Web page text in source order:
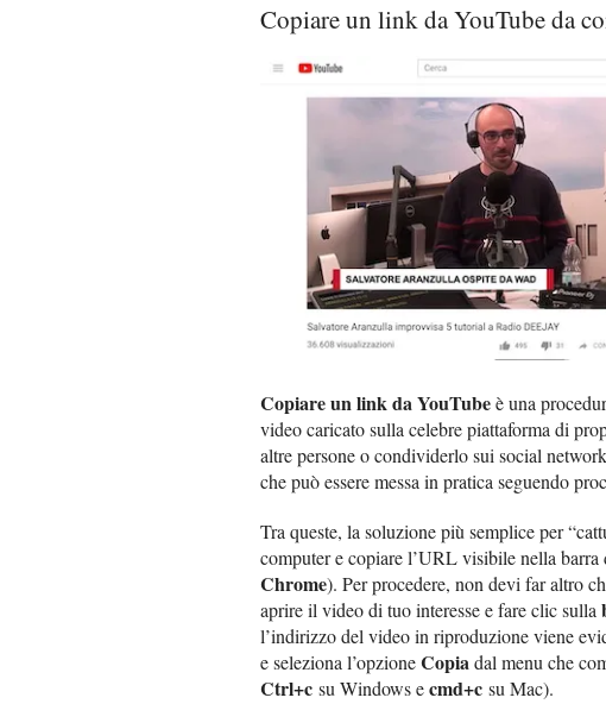
Copiare un link da YouTube da
Copiare un link da YouTubeè una
video caricato sulla celebre piattaforma di
altre persone o condividerlo sui social
che può essere messa in pratica seguendo
Tra queste, la soluzione più semplice per
computer e copiare l’URL visibile nella
Chrome). Per procedere, non devi far altro
aprire il video di tuo interesse e fare clic sulla
l’indirizzo del video in riproduzione viene
e seleziona l’opzioneCopiadal menu che
Ctrl+c su Windows ecmd+c su Mac).